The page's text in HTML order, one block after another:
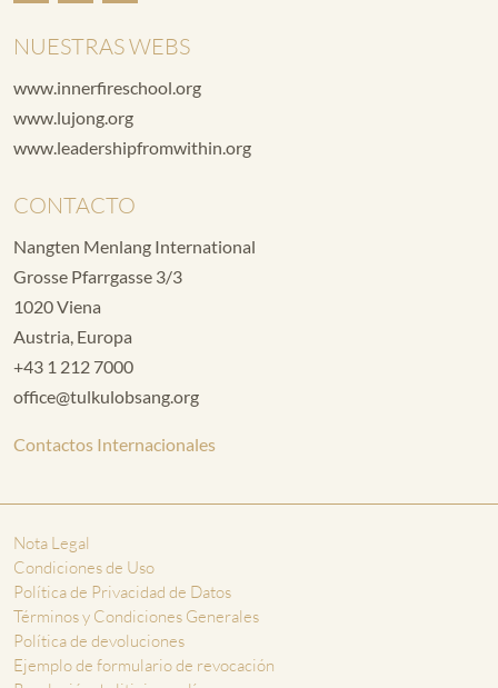
NUESTRAS WEBS
www.innerfireschool.org
www.lujong.org
www.leadershipfromwithin.org
CONTACTO
Nangten Menlang International
Grosse Pfarrgasse 3/3
1020 Viena
Austria, Europa
+43 1 212 7000
office@tulkulobsang.org
Contactos Internacionales
Nota Legal
Condiciones de Uso
Política de Privacidad de Datos
Términos y Condiciones Generales
Política de devoluciones
Ejemplo de formulario de revocación